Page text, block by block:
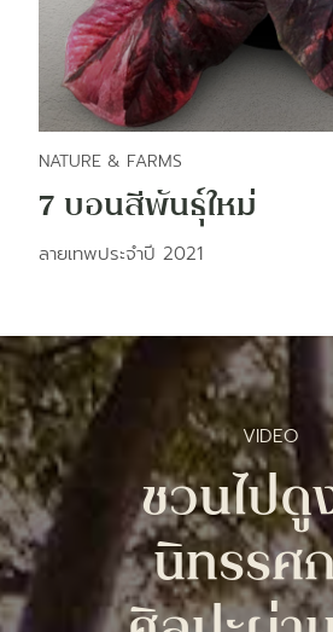
NATURE & FARMS
7 บอนสีพันธ์ุใหม่
ลายเทพประจำปี 2021
VIDEO
ชวนไป
นิทรรศ